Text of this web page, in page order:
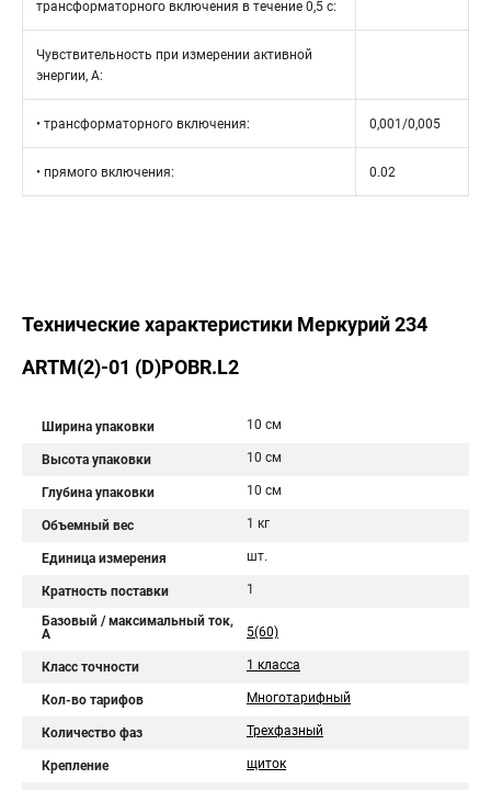
трансформаторного включения в течение 0,5 с:
Чувствительность при измерении активной
энергии, А:
• трансформаторного включения: 0,001/0,005
• прямого включения: 0.02
Технические характеристики Mеркурий 234
ARTM(2)-01 (D)POBR.L2
Ширина упаковки 10 см
Высота упаковки 10 см
Глубина упаковки 10 см
Объемный вес 1 кг
Единица измерения шт.
Кратность поставки 1
Базовый / максимальный ток,
А
5(60)
Класс точности 1 класса
Кол-во тарифов Многотарифный
Количество фаз Трехфазный
Крепление щиток